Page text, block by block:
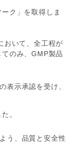
ク」を取得しま
おいて、全工程が
のみ、GMP製品
表示承認を受け、
。
う、品質と安全性